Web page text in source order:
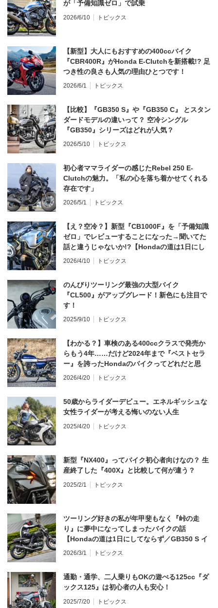
が「予備知識ゼロ」で試乗
2026/6/10 トピックス
【新型】大人にもおすすめの400ccバイク
『CBR400R』がHonda E-Clutchを新搭載!? 足
つき性の良さも人気の理由ひとつです！
2026/6/1 トピックス
【比較】『GB350 S』や『GB350 C』 とスタン
ダードモデルの違いって？ 空冷シングル
『GB350』シリーズはどれが人気？
2026/5/10 トピックス
初心者ママライダーの感じたRebel 250 E-
Clutchの魅力。「私の心を落ち着かせてくれる
存在です」
2026/5/1 トピックス
【え？空冷？】新型『CB1000F』を「予備知識
ゼロ」でレビューすることになった→聞いてた
話と違うじゃないか!?【Hondaの道は1日にし
てならず／CB1000F ①第一印象 編】
2026/4/10 トピックス
のんびりツーリング最強の大型バイク
『CL500』がアップグレード！新色にも注目で
す！
2025/9/10 トピックス
【わかる？】車検のある400ccクラスで発売か
らもう4年……だけど2024年まで『ベストセラ
ー』を誇ったHondaのバイクってどれだと思
う？
2026/4/20 トピックス
50歳からライダーデビュー。エネルギッシュな
女性ライダーが考える悔いのない人生
2025/4/20 トピックス
新型『NX400』ってバイク初心者向けなの？ 生
産終了した『400X』と比較して何が違う？
2025/2/1 トピックス
ツーリング好きの私が年甲斐もなく『峠の走
り』に夢中になってしまったバイクの話
【Hondaの道は1日にしてならず／GB350 S イ
ンプレ・レビュー 前編】
2026/3/1 トピックス
通勤・通学、二人乗りもOKの遊べる125cc『ダ
ックス125』は初心者の人も安心！
2025/7/20 トピックス